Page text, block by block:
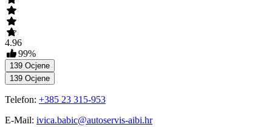
4.96
99%
139 Ocjene
139 Ocjene
Telefon: +385 23 315-953
E-Mail: ivica.babic@autoservis-aibi.hr